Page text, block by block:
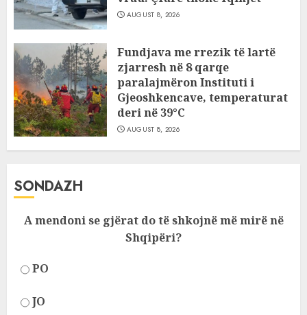
AUGUST 8, 2026
Fundjava me rrezik të lartë
zjarresh në 8 qarqe
paralajmëron Instituti i
Gjeoshkencave, temperaturat
deri në 39°C
AUGUST 8, 2026
SONDAZH
A mendoni se gjërat do të shkojnë më mirë në
Shqipëri?
PO
JO